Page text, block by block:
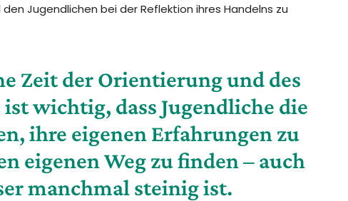
Jugendlichen bei der Reflektion ihres Handelns zu
Zeit der Orientierung und des
ist wichtig, dass Jugendliche die
ihre eigenen Erfahrungen zu
eigenen Weg zu finden – auch
manchmal steinig ist.